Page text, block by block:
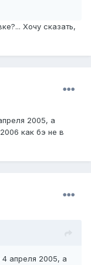
Хочу сказать,
2005, а
как бэ не в
4 апреля 2005, а